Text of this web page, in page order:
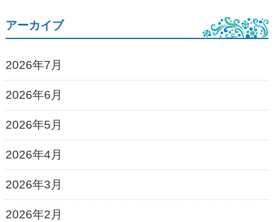
アーカイブ
2026年7月
2026年6月
2026年5月
2026年4月
2026年3月
2026年2月